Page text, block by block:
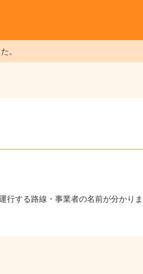
。
する路線・事業者の名前が分かりま